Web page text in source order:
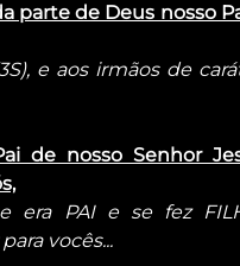
parte de Deus nosso
e aos irmãos de
de nosso Senhor
era PAI e se fez
vocês...